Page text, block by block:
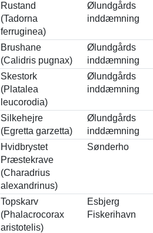
Rustand
(Tadorna
ferruginea)
Ølundgårds
inddæmning
Brushane
(Calidris pugnax)
Ølundgårds
inddæmning
Skestork
(Platalea
leucorodia)
Ølundgårds
inddæmning
Silkehejre
(Egretta garzetta)
Ølundgårds
inddæmning
Hvidbrystet
Præstekrave
(Charadrius
alexandrinus)
Sønderho
Topskarv
(Phalacrocorax
aristotelis)
Esbjerg
Fiskerihavn